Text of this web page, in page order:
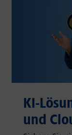
KI-
und